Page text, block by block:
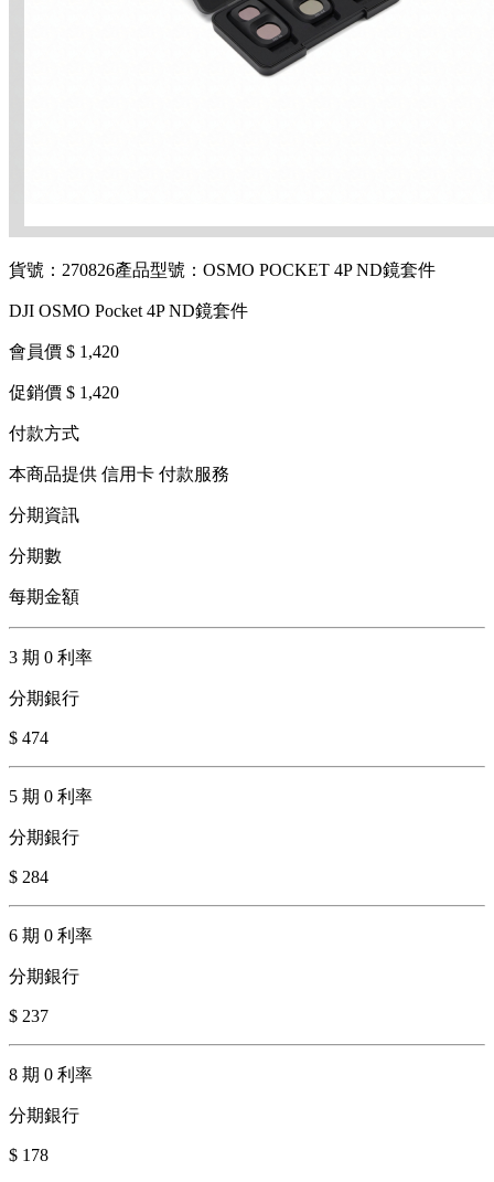
貨號：270826產品型號：OSMO POCKET 4P ND鏡套件
DJI OSMO Pocket 4P ND鏡套件
會員價 $ 1,420
促銷價 $ 1,420
付款方式
本商品提供 信用卡 付款服務
分期資訊
分期數
每期金額
3 期 0 利率
分期銀行
$ 474
5 期 0 利率
分期銀行
$ 284
6 期 0 利率
分期銀行
$ 237
8 期 0 利率
分期銀行
$ 178